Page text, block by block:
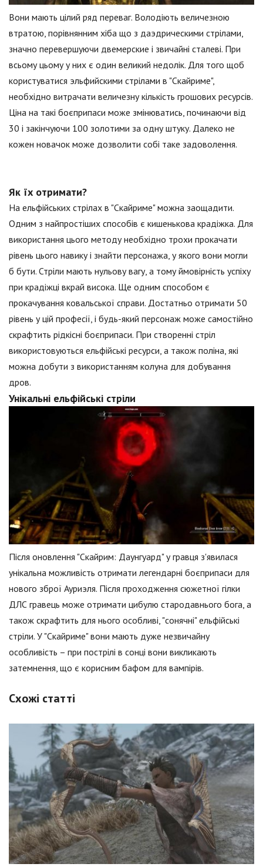
Вони мають цілий ряд переваг. Володіють величезною
втратою, порівнянним хіба що з даэдрическими стрілами,
значно перевершуючи двемерские і звичайні сталеві. При
всьому цьому у них є один великий недолік. Для того щоб
користуватися эльфийскими стрілами в "Скайриме",
необхідно витрачати величезну кількість грошових ресурсів.
Ціна на такі боєприпаси може змінюватись, починаючи від
30 і закінчуючи 100 золотими за одну штуку. Далеко не
кожен новачок може дозволити собі таке задоволення.
Як їх отримати?
На ельфійських стрілах в "Скайриме" можна заощадити.
Одним з найпростіших способів є кишенькова крадіжка. Для
використання цього методу необхідно трохи прокачати
рівень цього навику і знайти персонажа, у якого вони могли
б бути. Стріли мають нульову вагу, а тому ймовірність успіху
при крадіжці вкрай висока. Ще одним способом є
прокачування ковальської справи. Достатньо отримати 50
рівень у цій професії, і будь-який персонаж може самостійно
скрафтить рідкісні боєприпаси. При створенні стріл
використовуються ельфійські ресурси, а також поліна, які
можна добути з використанням колуна для добування
дров.
Унікальні ельфійські стріли
Після оновлення "Скайрим: Даунгуард" у гравця з'явилася
унікальна можливість отримати легендарні боєприпаси для
нового зброї Ауриэля. Після проходження сюжетної гілки
ДЛС гравець може отримати цибулю стародавнього бога, а
також скрафтить для нього особливі, "сонячні" ельфійські
стріли. У "Скайриме" вони мають дуже незвичайну
особливість – при пострілі в сонці вони викликають
затемнення, що є корисним бафом для вампірів.
Схожі статті